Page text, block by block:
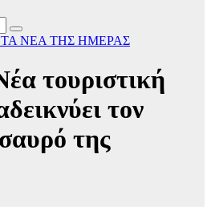
ΝΕΑ ΤΗΣ ΗΜΕΡΑΣ
τουριστική
τον
της